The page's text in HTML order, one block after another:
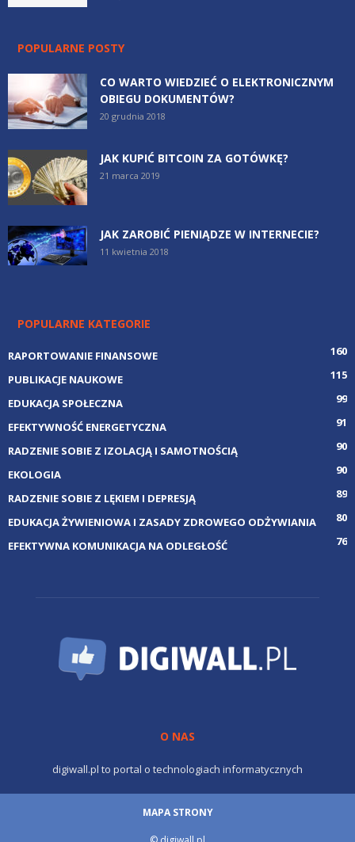
POPULARNE POSTY
CO WARTO WIEDZIEĆ O ELEKTRONICZNYM
OBIEGU DOKUMENTÓW?
20 grudnia 2018
JAK KUPIĆ BITCOIN ZA GOTÓWKĘ?
21 marca 2019
JAK ZAROBIĆ PIENIĄDZE W INTERNECIE?
11 kwietnia 2018
POPULARNE KATEGORIE
RAPORTOWANIE FINANSOWE
160
PUBLIKACJE NAUKOWE
115
EDUKACJA SPOŁECZNA
99
EFEKTYWNOŚĆ ENERGETYCZNA
91
RADZENIE SOBIE Z IZOLACJĄ I SAMOTNOŚCIĄ
90
EKOLOGIA
90
RADZENIE SOBIE Z LĘKIEM I DEPRESJĄ
89
EDUKACJA ŻYWIENIOWA I ZASADY ZDROWEGO ODŻYWIANIA
80
EFEKTYWNA KOMUNIKACJA NA ODLEGŁOŚĆ
76
O NAS
digiwall.pl to portal o technologiach informatycznych
MAPA STRONY